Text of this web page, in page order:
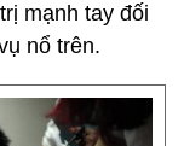
mạnh tay đối
nổ trên.